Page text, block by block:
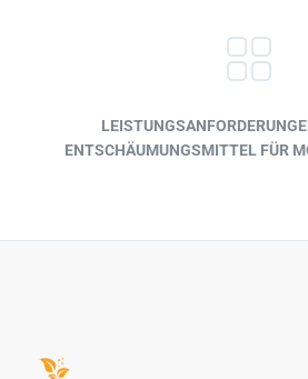
ENTSCHÄUMUNGSMITTEL FÜR